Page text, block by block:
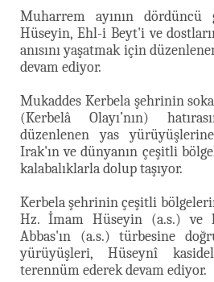
Muharrem ayının
Hüseyin, Ehl-i Beyt'i ve
anısını yaşatmak için
devam ediyor.
Mukaddes Kerbela şehrinin
(Kerbelâ Olayı’nın)
düzenlenen yas
Irak'ın ve dünyanın çeşitli
kalabalıklarla dolup taşıyor.
Kerbela şehrinin çeşitli
Hz. İmam Hüseyin (a.s.) ve
Abbas'ın (a.s.) türbesine
yürüyüşleri, Hüseynî
terennüm ederek devam ediyor.